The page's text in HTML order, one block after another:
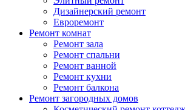
Дизайнерский ремонт
Евроремонт
Ремонт комнат
Ремонт зала
Ремонт спальни
Ремонт ванной
Ремонт кухни
Ремонт балкона
Ремонт загородных домов